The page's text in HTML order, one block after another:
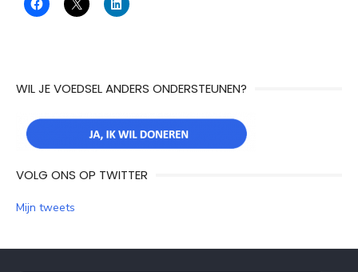
WIL JE VOEDSEL ANDERS ONDERSTEUNEN?
VOLG ONS OP TWITTER
Mijn tweets